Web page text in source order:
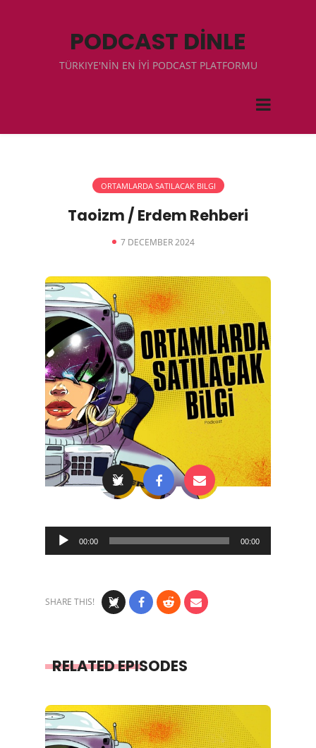
PODCAST DİNLE
TÜRKIYE'NİN EN İYİ PODCAST PLATFORMU
ORTAMLARDA SATILACAK BILGI
Taoizm / Erdem Rehberi
7 DECEMBER 2024
Audio
Player
00:00 00:00
SHARE THIS!
RELATED EPISODES